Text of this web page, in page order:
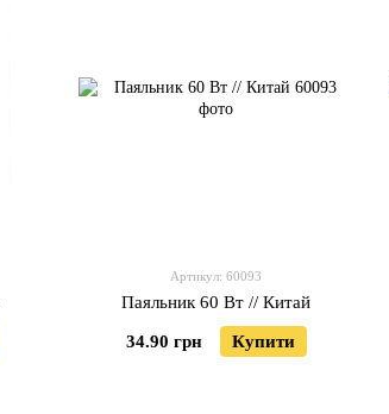
Артикул: 60093
Паяльник 60 Вт // Китай
34.90 грн Купити